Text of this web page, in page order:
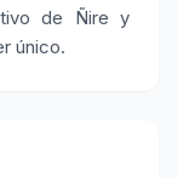
de Ñire y
único.